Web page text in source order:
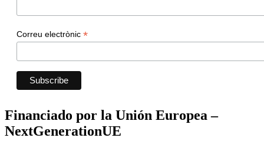
Correu electrònic *
Financiado por la Unión Europea –
NextGenerationUE